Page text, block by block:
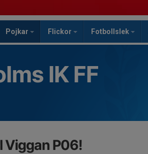
Pojkar Flickor Fotbollslek
IK FF
Viggan P06!